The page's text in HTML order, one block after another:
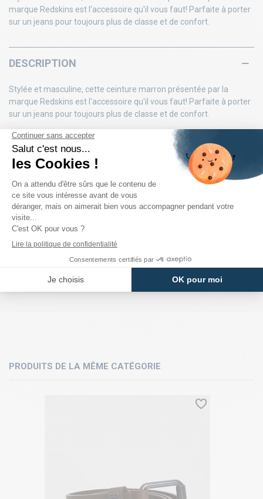
marque Redskins est l'accessoire qu'il vous faut! Parfaite à porter
sur un jeans pour toujours plus de classe et de confort.
DESCRIPTION
Stylée et masculine, cette ceinture marron présentée par la
marque Redskins est l'accessoire qu'il vous faut! Parfaite à porter
sur un jeans pour toujours plus de classe et de confort.
DÉTAILS DU PRODUIT
PRODUITS DE LA MÊME CATÉGORIE